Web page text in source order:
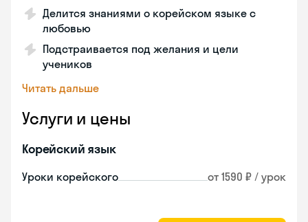
Делится знаниями о корейском языке с
любовью
Подстраивается под желания и цели
учеников
Читать дальше
Услуги и цены
Корейский язык
Уроки корейского от 1590 ₽ / урок